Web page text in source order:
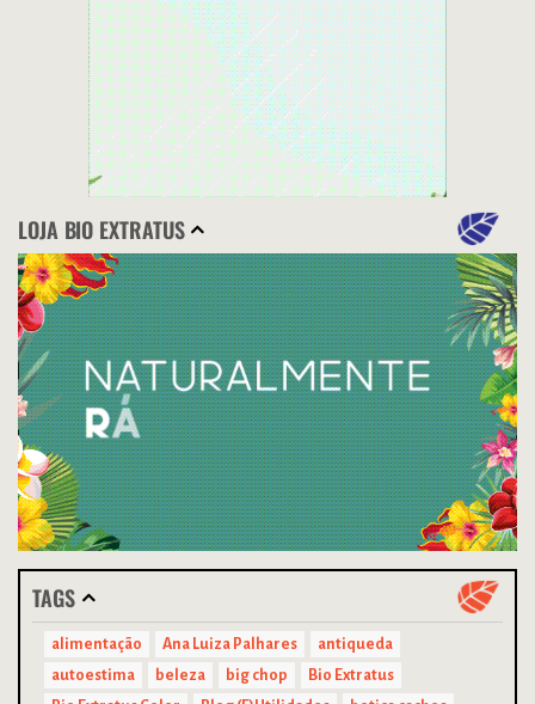
LOJA BIO EXTRATUS
TAGS
alimentação Ana Luiza Palhares
antiqueda
autoestima
beleza big chop
Bio Extratus